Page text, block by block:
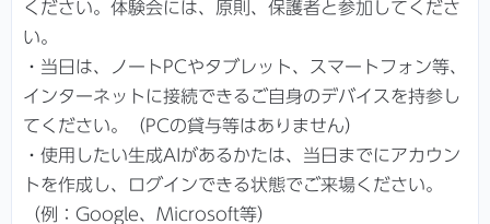
ください。体験会には、原則、保護者と参加してくださ
い。
・当日は、ノートPCやタブレット、スマートフォン等、
インターネットに接続できるご自身のデバイスを持参し
てください。（PCの貸与等はありません）
・使用したい生成AIがあるかたは、当日までにアカウン
トを作成し、ログインできる状態でご来場ください。
（例：Google、Microsoft等）